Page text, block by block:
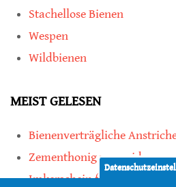
Stachellose Bienen
Wespen
Wildbienen
MEIST GELESEN
Bienenverträgliche
Zementhonig vermeiden
Imkerschein für